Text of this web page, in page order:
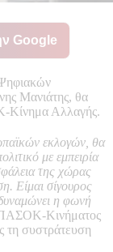
Google
Μανιάτης, θα
Κίνημα Αλλαγής.
εκλογών, θα
με εμπειρία
της χώρας
Είμαι σίγουρος
η φωνή
Κινήματος
τη συστράτευση